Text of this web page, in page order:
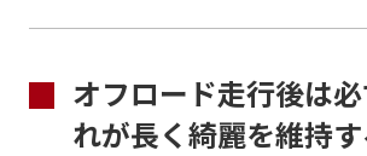
オフロード走行後は
れが長く綺麗を維持